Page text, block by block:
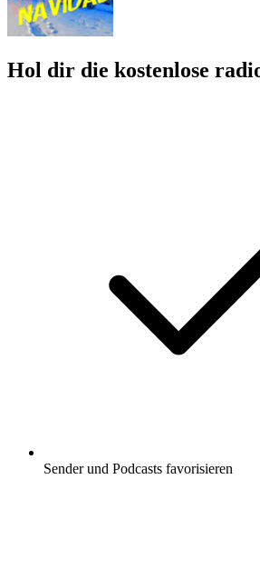
Hol dir die kostenlose
Sender und Podcasts favorisieren